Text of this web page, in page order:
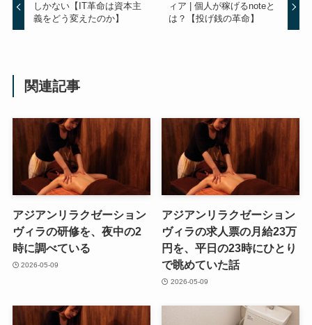
しかない【IT革命は資本主
義をどう変えたのか】
ィア | 個人が稼げるnoteと
は？【投げ銭の革命】
関連記事
アジアンリラクゼーション
ヴィラの研修を、夜中の2
時に調べている
2026-05-09
アジアンリラクゼーション
ヴィラの求人票の月給23万
円を、平日の23時にひとり
で眺めていた話
2026-05-09